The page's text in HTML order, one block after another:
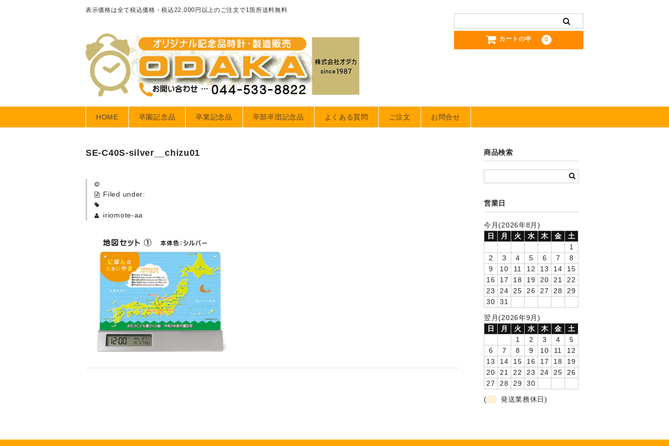
表示価格は全て税込価格・税込22,000円以上のご注文で1箇所送料無料
カートの中 0
HOME 卒園記念品 卒業記念品 卒部卒団記念品 よくある質問 ご注文 お問合せ
SE-C40S-silver__chizu01
Filed under:
iriomote-aa
商品検索
営業日
今月(2026年8月)
日
月 火 水 木 金
土
1
2
3 4 5 6 7
8
9
10 11 12 13 14
15
16
17 18 19 20 21
22
23
24 25 26 27 28
29
30
31
翌月(2026年9月)
日
月 火 水 木 金
土
1
2 3 4
5
6
7 8 9 10 11
12
13
14 15 16 17 18
19
20
21 22 23 24 25
26
27
28 29
30
(
発送業務休日)